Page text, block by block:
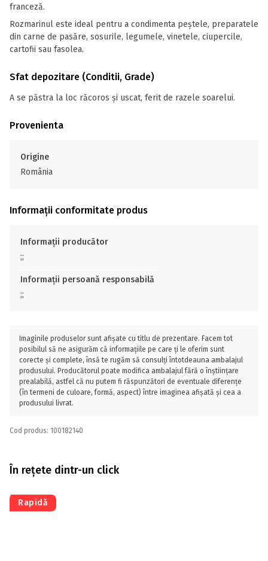
franceză.
Rozmarinul este ideal pentru a condimenta peștele, preparatele
din carne de pasăre, sosurile, legumele, vinetele, ciupercile,
cartofii sau fasolea.
Sfat depozitare (Conditii, Grade)
A se păstra la loc răcoros și uscat, ferit de razele soarelui.
Provenienta
Origine
România
Informații conformitate produs
Informații producător
;;
Informații persoană responsabilă
;;
Imaginile produselor sunt afișate cu titlu de prezentare. Facem tot
posibilul să ne asigurăm că informațiile pe care ți le oferim sunt
corecte și complete, însă te rugăm să consulți întotdeauna ambalajul
produsului. Producătorul poate modifica ambalajul fără o înștiințare
prealabilă, astfel că nu putem fi răspunzători de eventuale diferențe
(în termeni de culoare, formă, aspect) între imaginea afișată și cea a
produsului livrat.
Cod produs: 100182140
În rețete dintr-un click
Rapidă